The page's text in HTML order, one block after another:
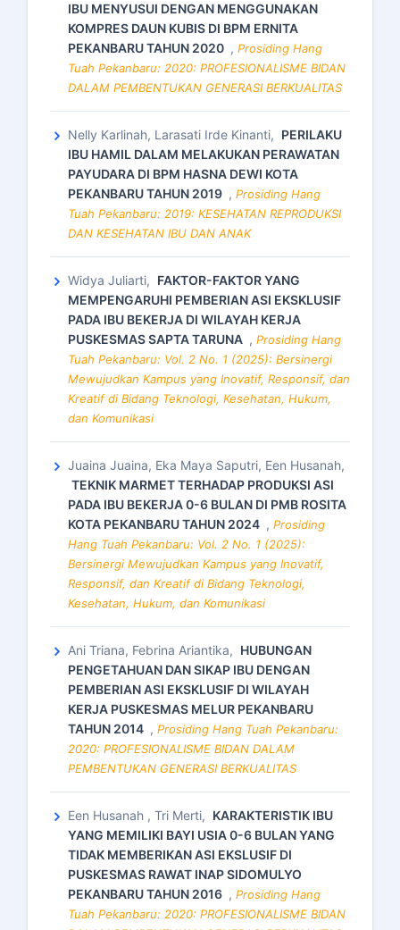
IBU MENYUSUI DENGAN MENGGUNAKAN
KOMPRES DAUN KUBIS DI BPM ERNITA
PEKANBARU TAHUN 2020 , Prosiding Hang
Tuah Pekanbaru: 2020: PROFESIONALISME BIDAN
DALAM PEMBENTUKAN GENERASI BERKUALITAS
Nelly Karlinah, Larasati Irde Kinanti, PERILAKU
IBU HAMIL DALAM MELAKUKAN PERAWATAN
PAYUDARA DI BPM HASNA DEWI KOTA
PEKANBARU TAHUN 2019 , Prosiding Hang
Tuah Pekanbaru: 2019: KESEHATAN REPRODUKSI
DAN KESEHATAN IBU DAN ANAK
Widya Juliarti, FAKTOR-FAKTOR YANG
MEMPENGARUHI PEMBERIAN ASI EKSKLUSIF
PADA IBU BEKERJA DI WILAYAH KERJA
PUSKESMAS SAPTA TARUNA , Prosiding Hang
Tuah Pekanbaru: Vol. 2 No. 1 (2025): Bersinergi
Mewujudkan Kampus yang Inovatif, Responsif, dan
Kreatif di Bidang Teknologi, Kesehatan, Hukum,
dan Komunikasi
Juaina Juaina, Eka Maya Saputri, Een Husanah,
TEKNIK MARMET TERHADAP PRODUKSI ASI
PADA IBU BEKERJA 0-6 BULAN DI PMB ROSITA
KOTA PEKANBARU TAHUN 2024 , Prosiding
Hang Tuah Pekanbaru: Vol. 2 No. 1 (2025):
Bersinergi Mewujudkan Kampus yang Inovatif,
Responsif, dan Kreatif di Bidang Teknologi,
Kesehatan, Hukum, dan Komunikasi
Ani Triana, Febrina Ariantika, HUBUNGAN
PENGETAHUAN DAN SIKAP IBU DENGAN
PEMBERIAN ASI EKSKLUSIF DI WILAYAH
KERJA PUSKESMAS MELUR PEKANBARU
TAHUN 2014 , Prosiding Hang Tuah Pekanbaru:
2020: PROFESIONALISME BIDAN DALAM
PEMBENTUKAN GENERASI BERKUALITAS
Een Husanah , Tri Merti, KARAKTERISTIK IBU
YANG MEMILIKI BAYI USIA 0-6 BULAN YANG
TIDAK MEMBERIKAN ASI EKSLUSIF DI
PUSKESMAS RAWAT INAP SIDOMULYO
PEKANBARU TAHUN 2016 , Prosiding Hang
Tuah Pekanbaru: 2020: PROFESIONALISME BIDAN